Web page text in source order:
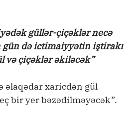
güllər-çiçəklər necə
də ictimaiyyətin iştirakı
və çiçəklər əkiləcək”
əlaqədar xaricdən gül
bir yer bəzədilməyəcək”.